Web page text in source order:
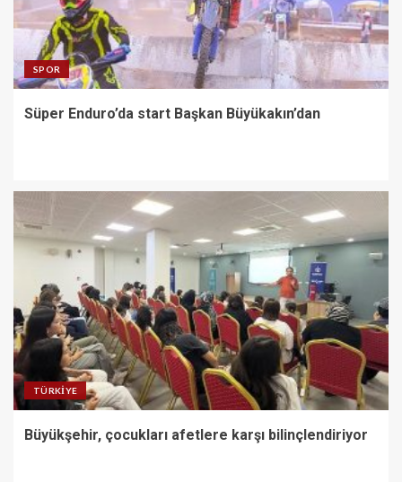
SPOR
Süper Enduro’da start Başkan Büyükakın’dan
TÜRKIYE
Büyükşehir, çocukları afetlere karşı bilinçlendiriyor